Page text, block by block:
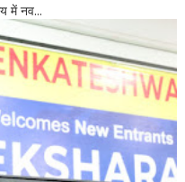
में नव...